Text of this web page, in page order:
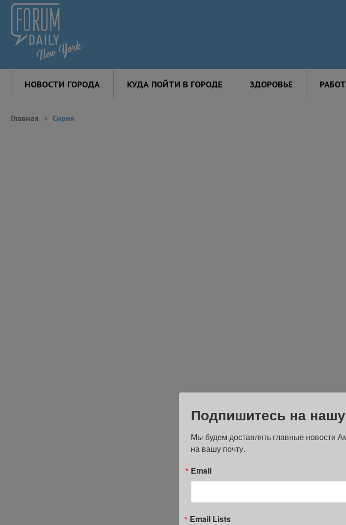
НОВОСТИ ГОРОДА КУДА ПОЙТИ В ГОРОДЕ ЗДОРОВЬЕ
Главная Сирия
Подпишитесь на
Мы будем доставлять главные новости
на вашу почту.
Email
Email Lists